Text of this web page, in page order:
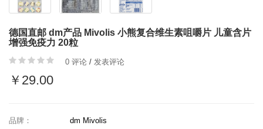
德国直邮 dm产品 Mivolis 小熊复合维生素咀嚼片 儿童含片
增强免疫力 20粒
0 评论 / 发表评论
￥29.00
品牌：
dm Mivolis